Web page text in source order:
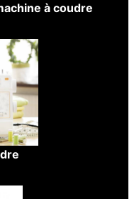
à coudre